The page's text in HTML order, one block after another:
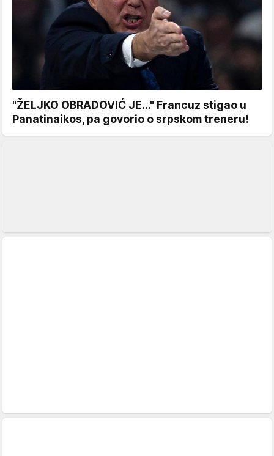
"ŽELJKO OBRADOVIĆ JE..." Francuz stigao u
Panatinaikos, pa govorio o srpskom treneru!